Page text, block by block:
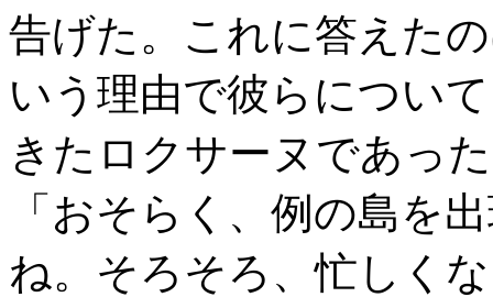
告げた。これに答えた
いう理由で彼らについて
きたロクサーヌであっ
「おそらく、例の島を
ね。そろそろ、忙しくな